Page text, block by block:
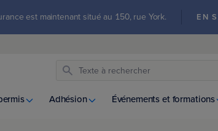
est maintenant situé au 150, rue York. EN
Adhésion Événements et formations